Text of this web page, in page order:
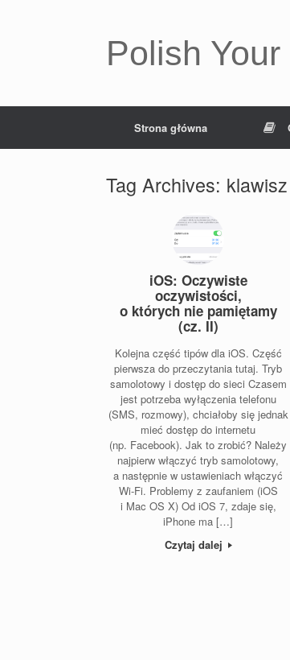
Polish
Strona główna
Tag Archives:
iOS: Oczywiste
oczywistości,
o których nie pamiętamy
(cz. II)
Kolejna część tipów dla iOS. Część
pierwsza do przeczytania tutaj. Tryb
samolotowy i dostęp do sieci Czasem
jest potrzeba wyłączenia telefonu
(SMS, rozmowy), chciałoby się jednak
mieć dostęp do internetu
(np. Facebook). Jak to zrobić? Należy
najpierw włączyć tryb samolotowy,
a następnie w ustawieniach włączyć
Wi-Fi. Problemy z zaufaniem (iOS
i Mac OS X) Od iOS 7, zdaje się,
iPhone ma […]
Czytaj dalej